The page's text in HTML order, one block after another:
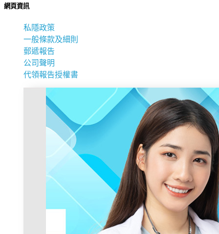
網頁資訊
私隱政策
一般條款及細則
郵遞報告
公司聲明
代領報告授權書